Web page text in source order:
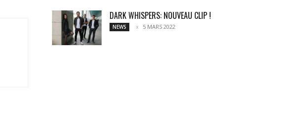
DARK WHISPERS: NOUVEAU CLIP !
NEWS 5 MARS 2022